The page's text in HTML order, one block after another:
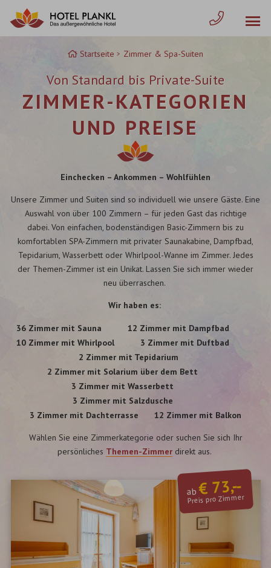
Inhalt
springen
Startseite Zimmer & Spa-Suiten
Von Standard bis Private-Suite
ZIMMER-KATEGORIEN
UND PREISE
Einchecken – Ankommen – Wohlfühlen
Unsere Zimmer und Suiten sind so individuell wie unsere Gäste. Eine
Auswahl von über 100 Zimmern – für jeden Gast das richtige
dabei. Von einfachen, bodenständigen Basic-Zimmern bis zu
komfortablen SPA-Zimmern mit privater Saunakabine, Dampfbad,
Tepidarium, Wasserbett oder Whirlpool-Wanne im Zimmer. Jedes
der Themen-Zimmer ist ein Unikat. Lassen Sie sich immer wieder
neu überraschen.
Wir haben es:
36 Zimmer mit Sauna
12 Zimmer mit Dampfbad
10 Zimmer mit Whirlpool
3 Zimmer mit Duftbad
2 Zimmer mit Tepidarium
2 Zimmer mit Solarium über dem Bett
3 Zimmer mit Wasserbett
3 Zimmer mit Salzdusche
3 Zimmer mit Dachterrasse
12 Zimmer mit Balkon
Wählen Sie eine Zimmerkategorie oder suchen Sie sich Ihr
persönliches Themen-Zimmer direkt aus.
ab€ 73,--
Preis pro Zimmer